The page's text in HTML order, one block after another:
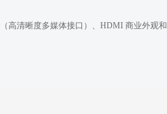
高清晰度多媒体接口）、HDMI 商业外观